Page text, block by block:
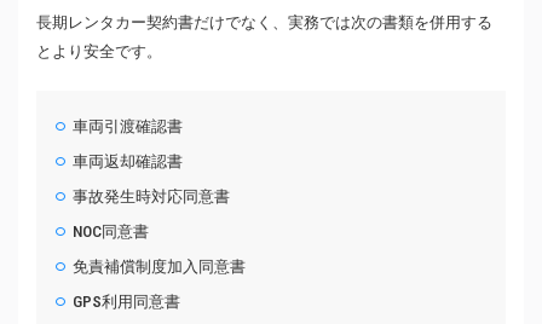
長期レンタカー契約書だけでなく、実務では次の書類を併用する
とより安全です。
車両引渡確認書
車両返却確認書
事故発生時対応同意書
NOC同意書
免責補償制度加入同意書
GPS利用同意書